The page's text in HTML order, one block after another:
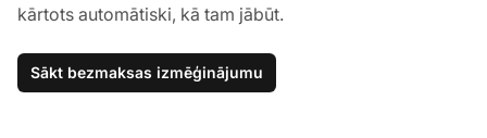
kārtots automātiski, kā tam jābūt.
Sākt bezmaksas izmēģinājumu